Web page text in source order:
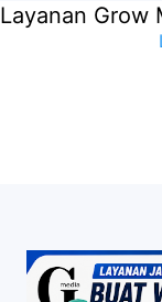
Layanan Grow